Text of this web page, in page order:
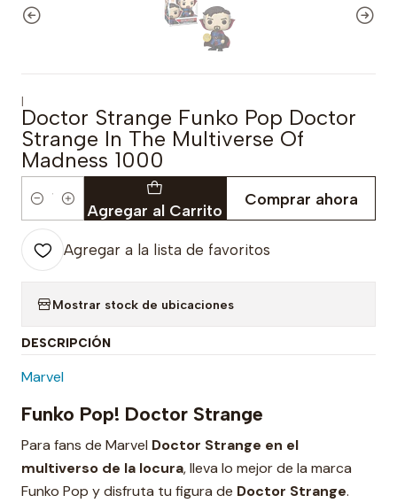
|
Doctor Strange Funko Pop Doctor
Strange In The Multiverse Of
Madness 1000
Cantidad Agregar al Carrito
Comprar ahora
Agregar a la lista de favoritos
Mostrar stock de ubicaciones
DESCRIPCIÓN
Marvel
Funko Pop! Doctor Strange
Para fans de Marvel Doctor Strange en el
multiverso de la locura, lleva lo mejor de la marca
Funko Pop y disfruta tu figura de Doctor Strange.